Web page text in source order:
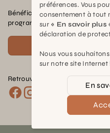
Bénéficiez de nombreux
programme de fidélité.
Retrouvez nous sur les réseaux :
préférences. Vous
consentement à tout
sur « En savoir plus
déclaration de
Nous vous
sur notre site Internet
En